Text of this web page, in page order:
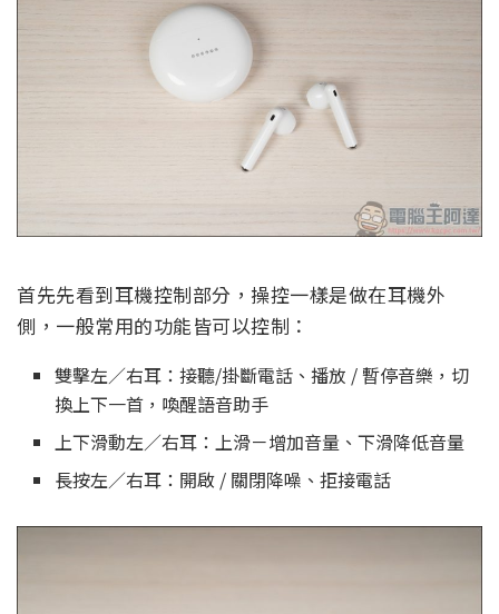
首先先看到耳機控制部分，操控一樣是做在耳機外
側，一般常用的功能皆可以控制：
雙擊左／右耳：接聽/掛斷電話、播放 / 暫停音樂，切
換上下一首，喚醒語音助手
上下滑動左／右耳：上滑－增加音量、下滑降低音量
長按左／右耳：開啟 / 關閉降噪、拒接電話